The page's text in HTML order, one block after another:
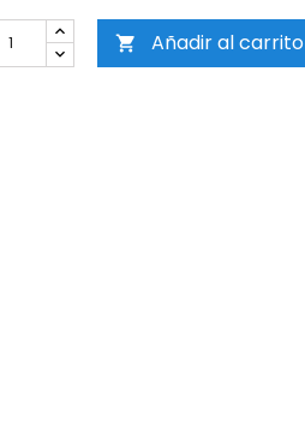
 Añadir al carrito